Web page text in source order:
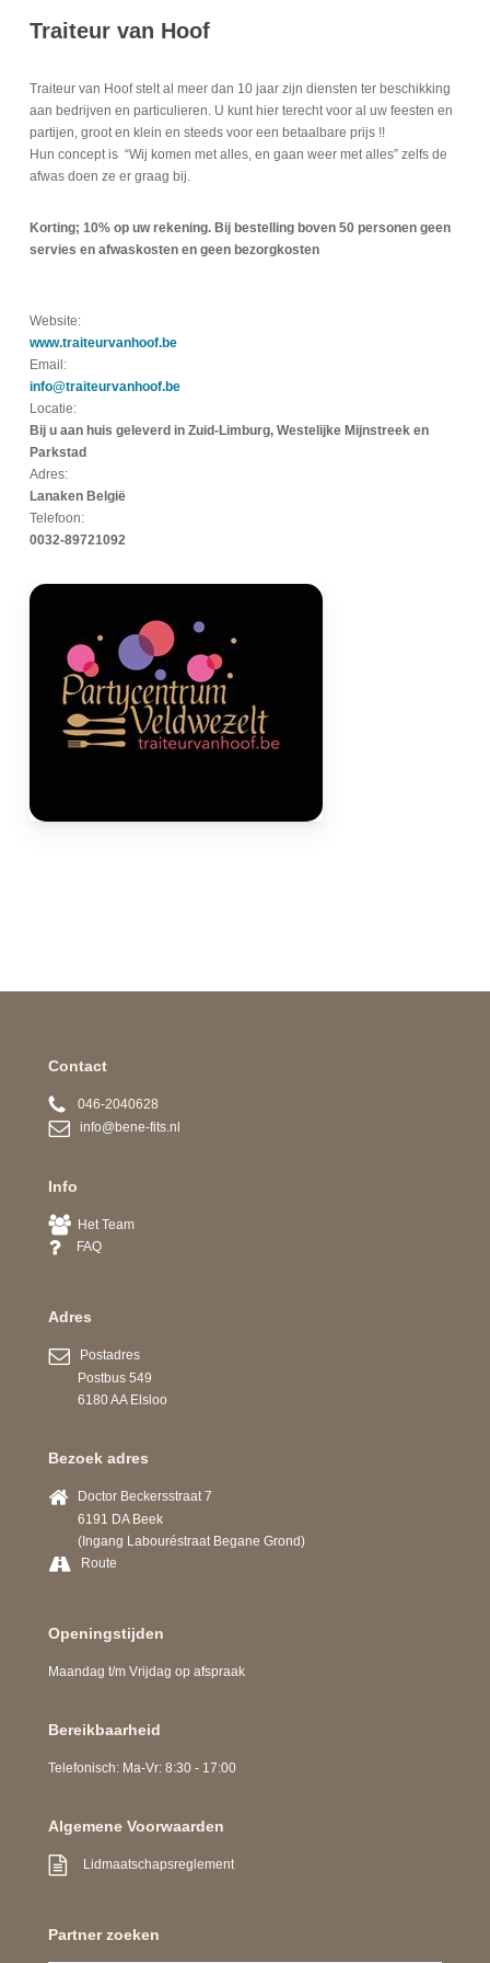
Traiteur van Hoof
Traiteur van Hoof stelt al meer dan 10 jaar zijn diensten ter beschikking
aan bedrijven en particulieren. U kunt hier terecht voor al uw feesten en
partijen, groot en klein en steeds voor een betaalbare prijs !!
Hun concept is “Wij komen met alles, en gaan weer met alles” zelfs de
afwas doen ze er graag bij.
Korting; 10% op uw rekening. Bij bestelling boven 50 personen geen
servies en afwaskosten en geen bezorgkosten
Website:
www.traiteurvanhoof.be
Email:
info@traiteurvanhoof.be
Locatie:
Bij u aan huis geleverd in Zuid-Limburg, Westelijke Mijnstreek en
Parkstad
Adres:
Lanaken België
Telefoon:
0032-89721092
Contact
046-2040628
info@bene-fits.nl
Info
Het Team
FAQ
Adres
Postadres
Postbus 549
6180 AA Elsloo
Bezoek adres
Doctor Beckersstraat 7
6191 DA Beek
(Ingang Labouréstraat Begane Grond)
Route
Openingstijden
Maandag t/m Vrijdag op afspraak
Bereikbaarheid
Telefonisch: Ma-Vr: 8:30 - 17:00
Algemene Voorwaarden
Lidmaatschapsreglement
Partner zoeken